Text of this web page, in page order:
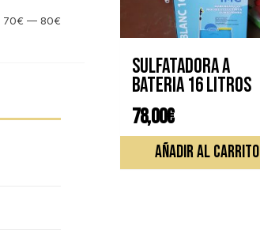
Sulfatadora a
bateria 16 litros
78,00€
AÑADIR AL CARRITO
Precio
Precio
70€ — 80€